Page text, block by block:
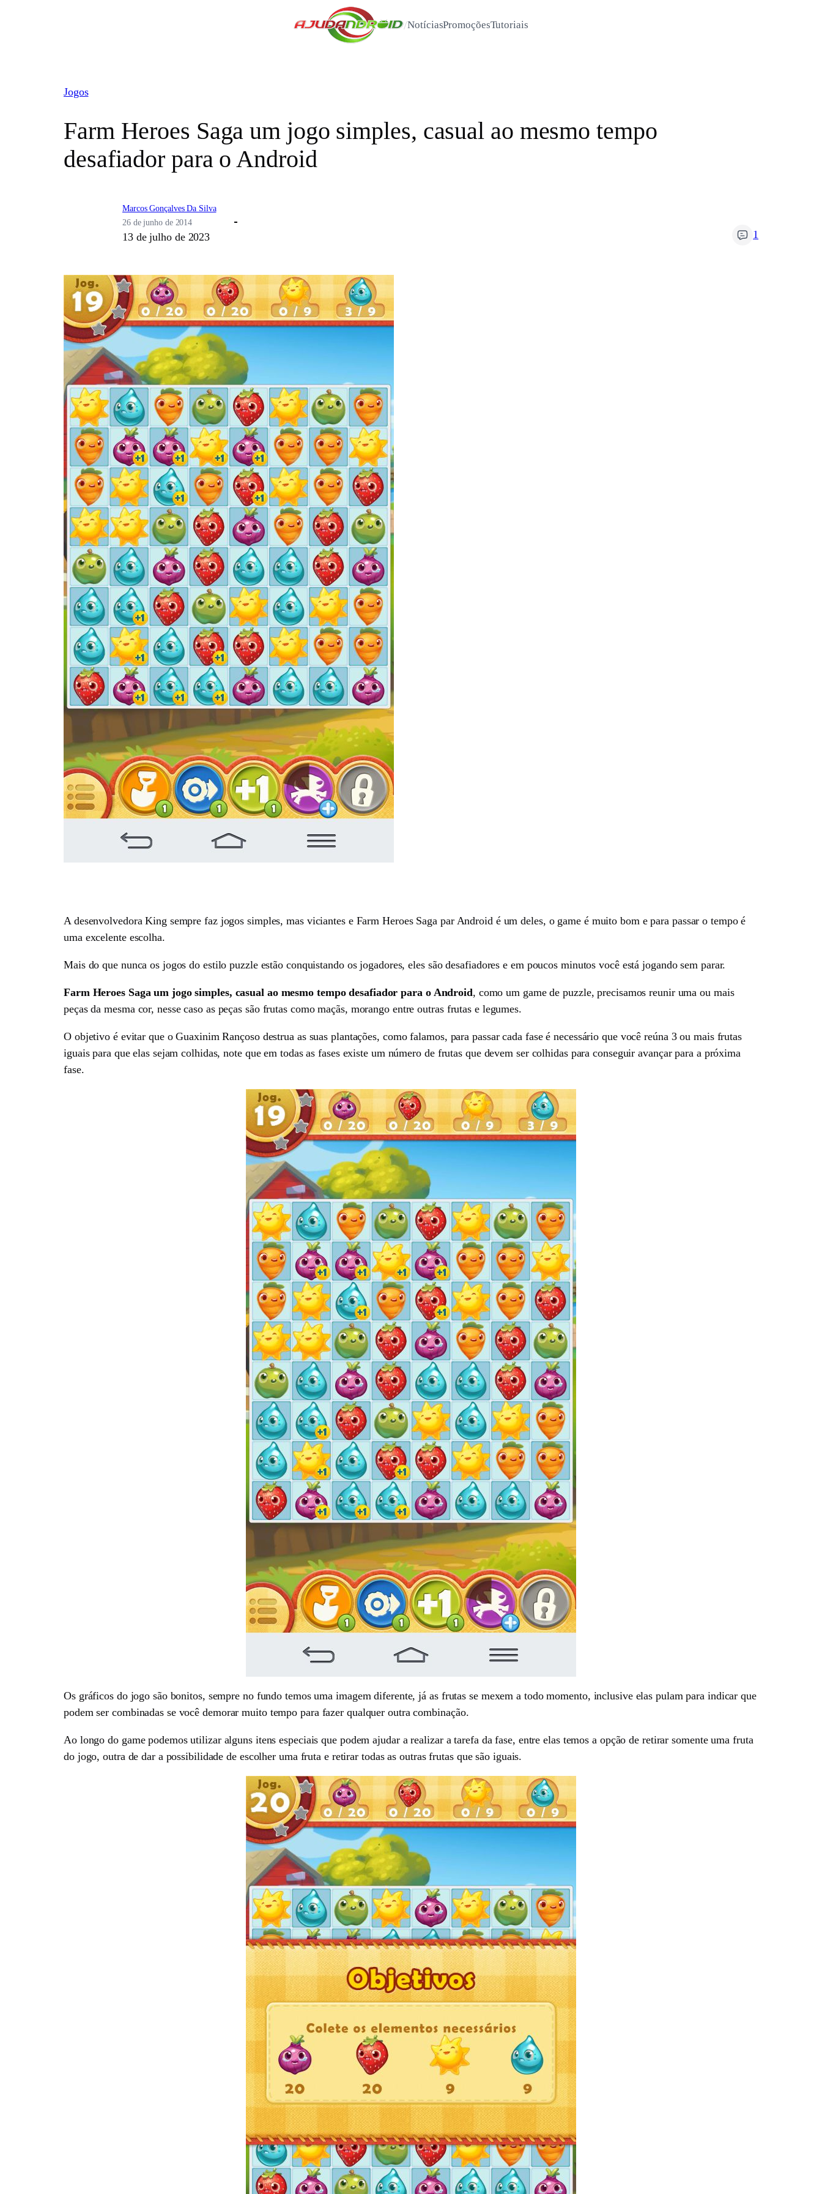
/NotíciasPromoçõesTutoriais
Jogos
Farm Heroes Saga um jogo simples, casual ao mesmo tempo
desafiador para o Android
Marcos Gonçalves Da Silva
26 de junho de 2014
13 de julho de 2023 1
A desenvolvedora King sempre faz jogos simples, mas viciantes e Farm Heroes Saga par Android é um deles, o game é muito bom e para passar o tempo é
uma excelente escolha.
Mais do que nunca os jogos do estilo puzzle estão conquistando os jogadores, eles são desafiadores e em poucos minutos você está jogando sem parar.
Farm Heroes Saga um jogo simples, casual ao mesmo tempo desafiador para o Android, como um game de puzzle, precisamos reunir uma ou mais
peças da mesma cor, nesse caso as peças são frutas como maçãs, morango entre outras frutas e legumes.
O objetivo é evitar que o Guaxinim Rançoso destrua as suas plantações, como falamos, para passar cada fase é necessário que você reúna 3 ou mais frutas
iguais para que elas sejam colhidas, note que em todas as fases existe um número de frutas que devem ser colhidas para conseguir avançar para a próxima
fase.
Os gráficos do jogo são bonitos, sempre no fundo temos uma imagem diferente, já as frutas se mexem a todo momento, inclusive elas pulam para indicar que
podem ser combinadas se você demorar muito tempo para fazer qualquer outra combinação.
Ao longo do game podemos utilizar alguns itens especiais que podem ajudar a realizar a tarefa da fase, entre elas temos a opção de retirar somente uma fruta
do jogo, outra de dar a possibilidade de escolher uma fruta e retirar todas as outras frutas que são iguais.